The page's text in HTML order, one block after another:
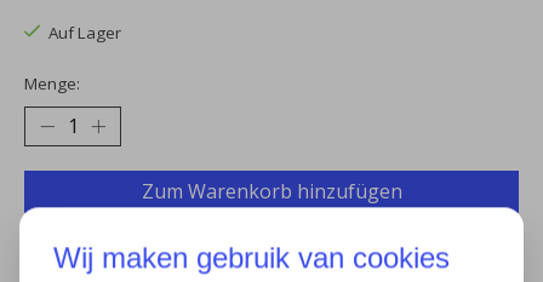
Auf Lager
Menge:
Zum Warenkorb hinzufügen
Zur Wunschliste hinzufügen
Wij maken gebruik van cookies